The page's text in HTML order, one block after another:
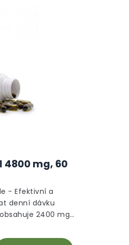
4800 mg, 60
- Efektivní a
denní dávku
2400 mg
skvělou